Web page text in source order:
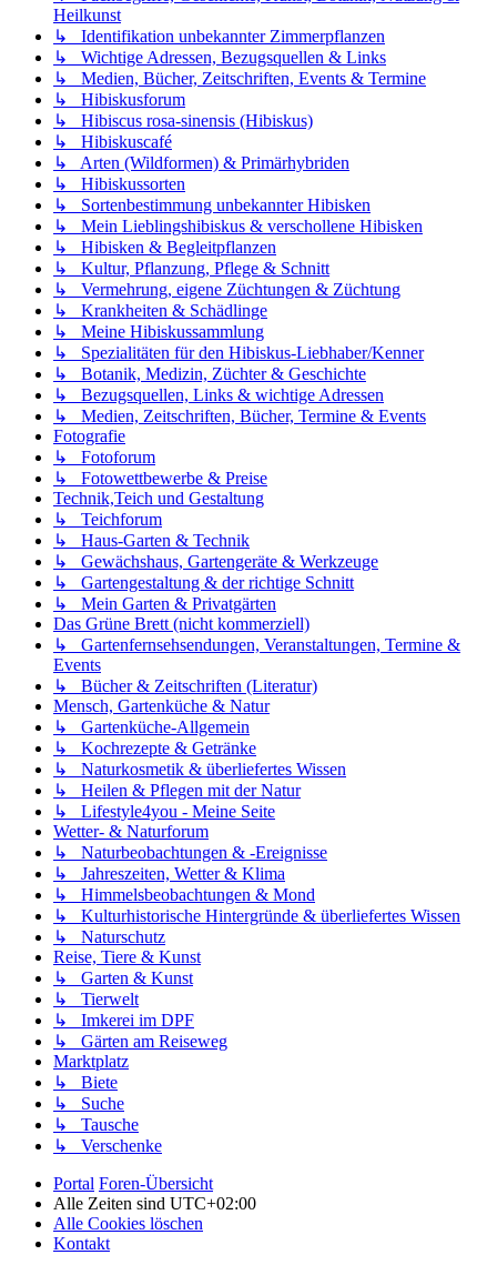
Heilkunst
↳ Identifikation unbekannter Zimmerpflanzen
↳ Wichtige Adressen, Bezugsquellen & Links
↳ Medien, Bücher, Zeitschriften, Events & Termine
↳ Hibiskusforum
↳ Hibiscus rosa-sinensis (Hibiskus)
↳ Hibiskuscafé
↳ Arten (Wildformen) & Primärhybriden
↳ Hibiskussorten
↳ Sortenbestimmung unbekannter Hibisken
↳ Mein Lieblingshibiskus & verschollene Hibisken
↳ Hibisken & Begleitpflanzen
↳ Kultur, Pflanzung, Pflege & Schnitt
↳ Vermehrung, eigene Züchtungen & Züchtung
↳ Krankheiten & Schädlinge
↳ Meine Hibiskussammlung
↳ Spezialitäten für den Hibiskus-Liebhaber/Kenner
↳ Botanik, Medizin, Züchter & Geschichte
↳ Bezugsquellen, Links & wichtige Adressen
↳ Medien, Zeitschriften, Bücher, Termine & Events
Fotografie
↳ Fotoforum
↳ Fotowettbewerbe & Preise
Technik,Teich und Gestaltung
↳ Teichforum
↳ Haus-Garten & Technik
↳ Gewächshaus, Gartengeräte & Werkzeuge
↳ Gartengestaltung & der richtige Schnitt
↳ Mein Garten & Privatgärten
Das Grüne Brett (nicht kommerziell)
↳ Gartenfernsehsendungen, Veranstaltungen, Termine &
Events
↳ Bücher & Zeitschriften (Literatur)
Mensch, Gartenküche & Natur
↳ Gartenküche-Allgemein
↳ Kochrezepte & Getränke
↳ Naturkosmetik & überliefertes Wissen
↳ Heilen & Pflegen mit der Natur
↳ Lifestyle4you - Meine Seite
Wetter- & Naturforum
↳ Naturbeobachtungen & -Ereignisse
↳ Jahreszeiten, Wetter & Klima
↳ Himmelsbeobachtungen & Mond
↳ Kulturhistorische Hintergründe & überliefertes Wissen
↳ Naturschutz
Reise, Tiere & Kunst
↳ Garten & Kunst
↳ Tierwelt
↳ Imkerei im DPF
↳ Gärten am Reiseweg
Marktplatz
↳ Biete
↳ Suche
↳ Tausche
↳ Verschenke
Portal Foren-Übersicht
Alle Zeiten sind UTC+02:00
Alle Cookies löschen
Kontakt